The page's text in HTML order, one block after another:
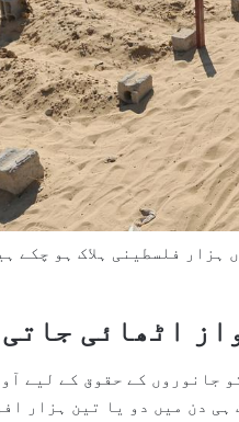
فلسطینی ہلاک ہو چکے
اٹھائی جاتی
جانوروں کے حقوق کے لیے
دن میں دو یا تین ہزار